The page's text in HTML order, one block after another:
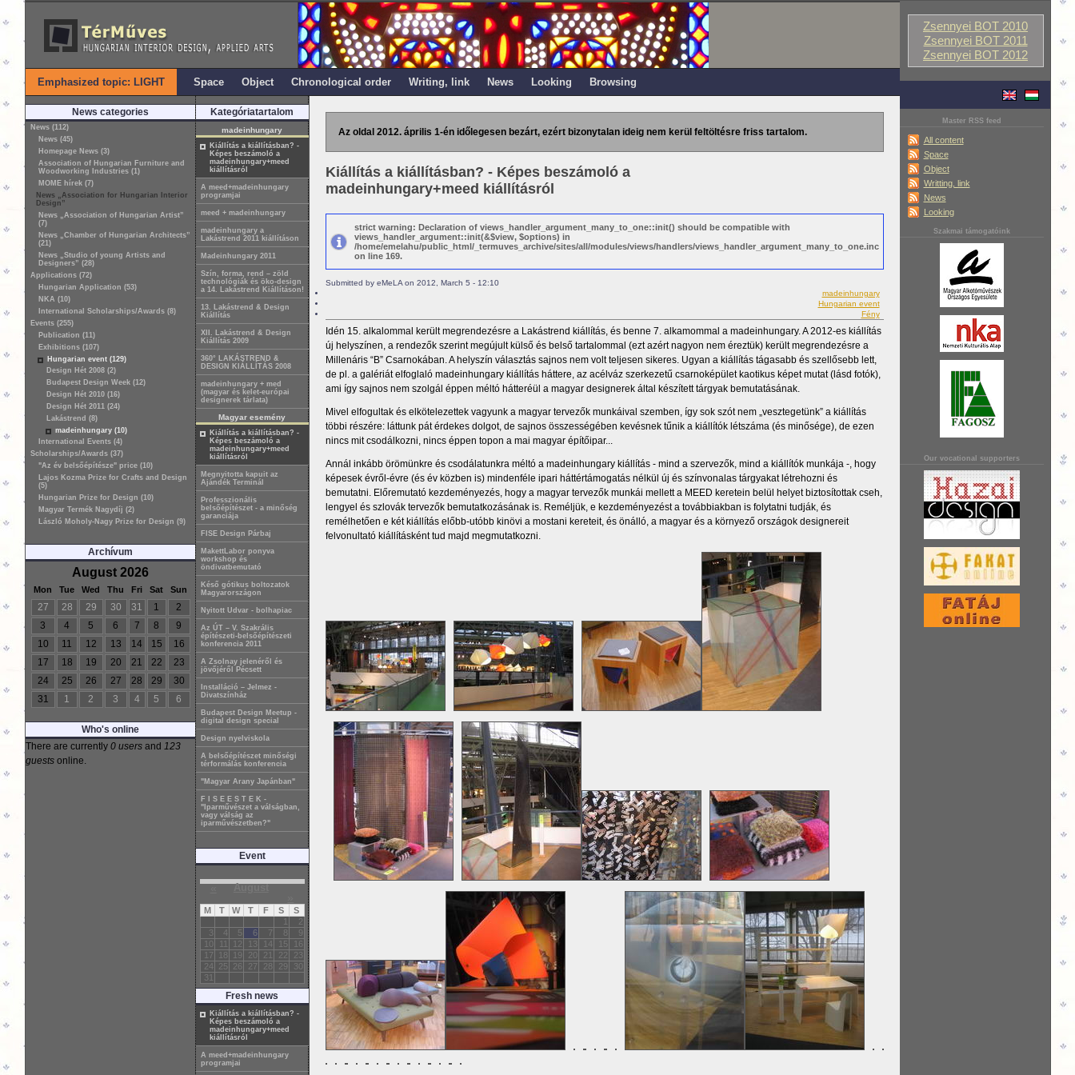
Zsennyei BOT 2010
Zsennyei BOT 2011
Zsennyei BOT 2012
Master RSS feed
All content
Space
Object
Writting, link
News
Looking
Szakmai támogatóink
Our vocational supporters
Emphasized topic: LIGHT Space Object Chronological order Writing, link News Looking Browsing
News categories
News (112)
News (45)
Homepage News (3)
Association of Hungarian Furniture and
Woodworking Industries (1)
MOME hírek (7)
News „Association for Hungarian Interior
Design”
News „Association of Hungarian Artist”
(7)
News „Chamber of Hungarian Architects”
(21)
News „Studio of young Artists and
Designers” (28)
Applications (72)
Hungarian Application (53)
NKA (10)
International Scholarships/Awards (8)
Events (255)
Publication (11)
Exhibitions (107)
Hungarian event (129)
Design Hét 2008 (2)
Budapest Design Week (12)
Design Hét 2010 (16)
Design Hét 2011 (24)
Lakástrend (8)
madeinhungary (10)
International Events (4)
Scholarships/Awards (37)
"Az év belsőépítésze" price (10)
Lajos Kozma Prize for Crafts and Design
(5)
Hungarian Prize for Design (10)
Magyar Termék Nagydíj (2)
László Moholy-Nagy Prize for Design (9)
Archívum
August 2026
Mon Tue Wed Thu Fri Sat Sun
27 28 29 30 31 1
2
3
4 5 6 7 8
9
10
11 12 13 14 15
16
17
18 19 20 21 22
23
24
25 26 27 28 29
30
31
1 2 3 4 5 6
Who's online
There are currently 0 usersand 123
guestsonline.
Kategóriatartalom
madeinhungary
Kiállítás a kiállításban? -
Képes beszámoló a
madeinhungary+meed
kiállításról
A meed+madeinhungary
programjai
meed + madeinhungary
madeinhungary a
Lakástrend 2011 kiállításon
Madeinhungary 2011
Szín, forma, rend – zöld
technológiák és öko-design
a 14. Lakástrend Kiállításon!
13. Lakástrend & Design
Kiállítás
XII. Lakástrend & Design
Kiállítás 2009
360° LAKÁSTREND &
DESIGN KIÁLLÍTÁS 2008
madeinhungary + med
(magyar és kelet-európai
designerek tárlata)
Magyar esemény
Kiállítás a kiállításban? -
Képes beszámoló a
madeinhungary+meed
kiállításról
Megnyitotta kapuit az
Ajándék Terminál
Professzionális
belsőépítészet - a minőség
garanciája
FISE Design Párbaj
MakettLabor ponyva
workshop és
öndivatbemutató
Késő gótikus boltozatok
Magyarországon
Nyitott Udvar - bolhapiac
Az ÚT – V. Szakrális
építészeti-belsőépítészeti
konferencia 2011
A Zsolnay jelenéről és
jövőjéről Pécsett
Installáció – Jelmez -
Divatszínház
Budapest Design Meetup -
digital design special
Design nyelviskola
A belsőépítészet minőségi
térformálás konferencia
"Magyar Arany Japánban"
F I S E E S T E K -
"Iparművészet a válságban,
vagy válság az
iparművészetben?"
Event
« August
M T W T F S
S
1
2
3
4 5 6 7 8
9
10
11 12 13 14 15
16
17
18 19 20 21 22
23
24
25 26 27 28 29
30
31
Fresh news
Kiállítás a kiállításban? -
Képes beszámoló a
madeinhungary+meed
kiállításról
A meed+madeinhungary
programjai
Az oldal 2012. április 1-én időlegesen bezárt, ezért bizonytalan ideig nem kerül feltöltésre friss tartalom.
Kiállítás a kiállításban? - Képes beszámoló a
madeinhungary+meed kiállításról
strict warning: Declaration of views_handler_argument_many_to_one::init() should be compatible with
views_handler_argument::init(&$view, $options) in
/home/emelahu/public_html/_termuves_archive/sites/all/modules/views/handlers/views_handler_argument_many_to_one.inc
on line 169.
Submitted by eMeLA on 2012, March 5 - 12:10
madeinhungary
Hungarian event
Fény
Idén 15. alkalommal került megrendezésre a Lakástrend kiállítás, és benne 7. alkamommal a madeinhungary. A 2012-es kiállítás
új helyszínen, a rendezők szerint megújult külső és belső tartalommal (ezt azért nagyon nem éreztük) került megrendezésre a
Millenáris “B” Csarnokában. A helyszín választás sajnos nem volt teljesen sikeres. Ugyan a kiállítás tágasabb és szellősebb lett,
de pl. a galériát elfoglaló madeinhungary kiállítás háttere, az acélváz szerkezetű csarnoképület kaotikus képet mutat (lásd fotók),
ami így sajnos nem szolgál éppen méltó hátteréül a magyar designerek által készített tárgyak bemutatásának.
Mivel elfogultak és elkötelezettek vagyunk a magyar tervezők munkáival szemben, így sok szót nem „vesztegetünk” a kiállítás
többi részére: láttunk pát érdekes dolgot, de sajnos összességében kevésnek tűnik a kiállítók létszáma (és minősége), de ezen
nincs mit csodálkozni, nincs éppen topon a mai magyar építőipar...
Annál inkább örömünkre és csodálatunkra méltó a madeinhungary kiállítás - mind a szervezők, mind a kiállítók munkája -, hogy
képesek évről-évre (és év közben is) mindenféle ipari háttértámogatás nélkül új és színvonalas tárgyakat létrehozni és
bemutatni. Előremutató kezdeményezés, hogy a magyar tervezők munkái mellett a MEED keretein belül helyet biztosítottak cseh,
lengyel és szlovák tervezők bemutatkozásának is. Reméljük, e kezdeményezést a továbbiakban is folytatni tudják, és
remélhetően e két kiállítás előbb-utóbb kinövi a mostani kereteit, és önálló, a magyar és a környező országok designereit
felvonultató kiállításként tud majd megmutatkozni.